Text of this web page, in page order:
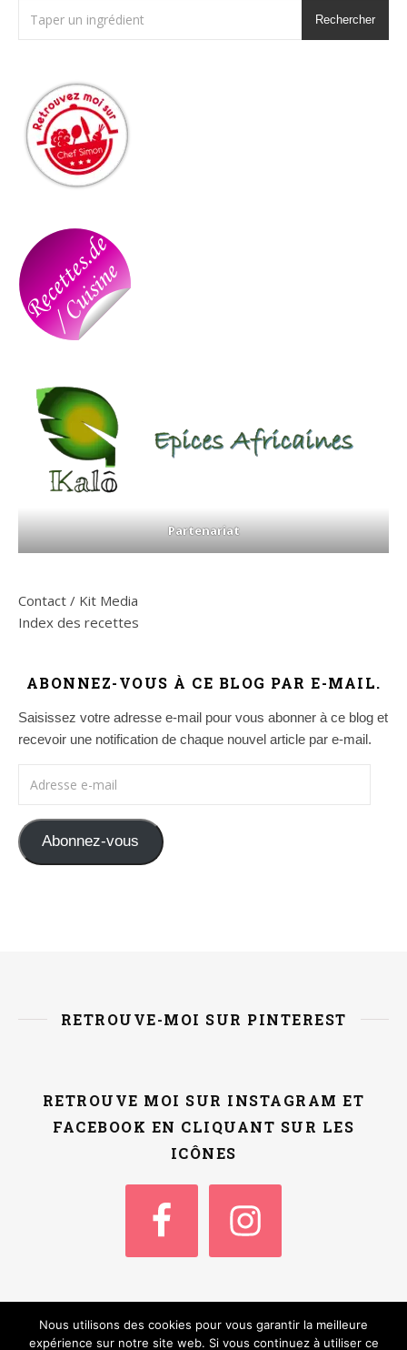
Rechercher
Partenariat
Contact / Kit Media
Index des recettes
ABONNEZ-VOUS À CE BLOG PAR E-MAIL.
Saisissez votre adresse e-mail pour vous abonner à ce blog et
recevoir une notification de chaque nouvel article par e-mail.
Abonnez-vous
RETROUVE-MOI SUR PINTEREST
RETROUVE MOI SUR INSTAGRAM ET
FACEBOOK EN CLIQUANT SUR LES
ICÔNES
Accueil Qui suis-je ? Contact / Kit Media
Thème Ashe parWP
Nous utilisons des cookies pour vous garantir la meilleure
expérience sur notre site web. Si vous continuez à utiliser ce